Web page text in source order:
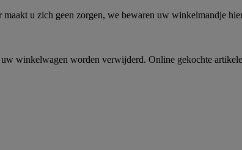
u zich geen zorgen, we bewaren uw winkelmandje
winkelwagen worden verwijderd. Online gekochte